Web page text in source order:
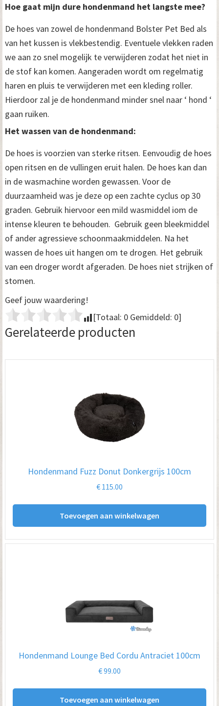
Hoe gaat mijn dure hondenmand het langste mee?
De hoes van zowel de hondenmand Bolster Pet Bed als
van het kussen is vlekbestendig. Eventuele vlekken raden
we aan zo snel mogelijk te verwijderen zodat het niet in
de stof kan komen. Aangeraden wordt om regelmatig
haren en pluis te verwijderen met een kleding roller.
Hierdoor zal je de hondenmand minder snel naar ‘ hond ‘
gaan ruiken.
Het wassen van de hondenmand:
De hoes is voorzien van sterke ritsen. Eenvoudig de hoes
open ritsen en de vullingen eruit halen. De hoes kan dan
in de wasmachine worden gewassen. Voor de
duurzaamheid was je deze op een zachte cyclus op 30
graden. Gebruik hiervoor een mild wasmiddel iom de
intense kleuren te behouden. Gebruik geen bleekmiddel
of ander agressieve schoonmaakmiddelen. Na het
wassen de hoes uit hangen om te drogen. Het gebruik
van een droger wordt afgeraden. De hoes niet strijken of
stomen.
Geef jouw waardering!
[Totaal: 0 Gemiddeld: 0]
Gerelateerde producten
Hondenmand Fuzz Donut Donkergrijs 100cm
€ 115.00
Toevoegen aan winkelwagen
Hondenmand Lounge Bed Cordu Antraciet 100cm
€99.00
Toevoegen aan winkelwagen